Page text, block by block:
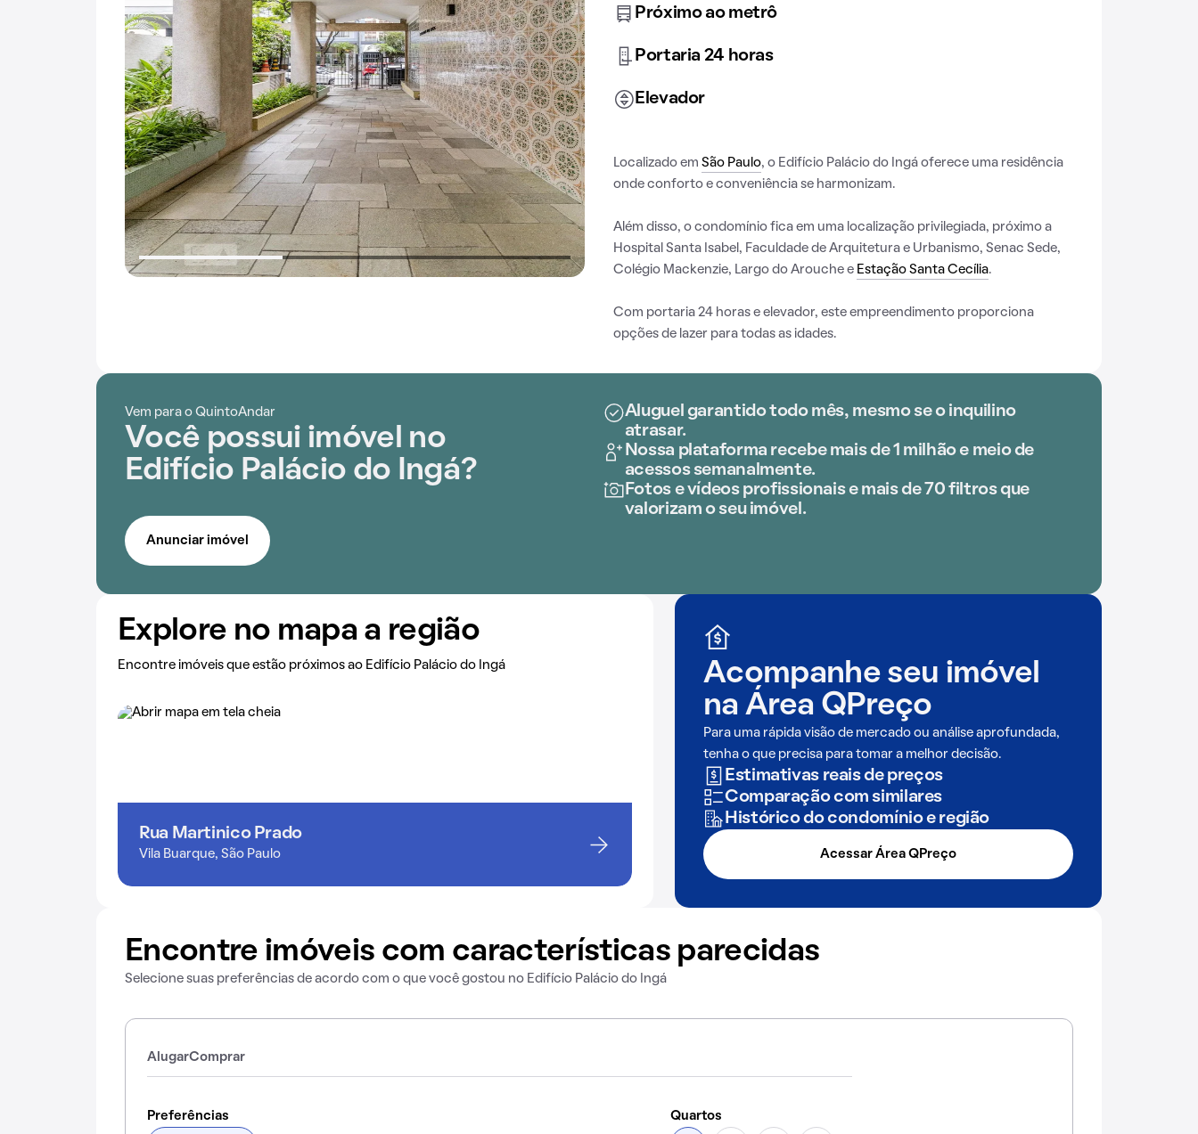
Próximo ao metrô
Portaria 24 horas
Elevador
Localizado em São Paulo, o Edifício Palácio do Ingá oferece uma residência
onde conforto e conveniência se harmonizam.
Além disso, o condomínio fica em uma localização privilegiada, próximo a
Hospital Santa Isabel, Faculdade de Arquitetura e Urbanismo, Senac Sede,
Colégio Mackenzie, Largo do Arouche e Estação Santa Cecília.
Com portaria 24 horas e elevador, este empreendimento proporciona
opções de lazer para todas as idades.
Vem para o QuintoAndar
Você possui imóvel no
Edifício Palácio do Ingá?
Aluguel garantido todo mês, mesmo se o inquilino
atrasar.
Nossa plataforma recebe mais de 1 milhão e meio de
acessos semanalmente.
Fotos e vídeos profissionais e mais de 70 filtros que
valorizam o seu imóvel.
Anunciar imóvel
Explore no mapa a região
Encontre imóveis que estão próximos ao Edifício Palácio do Ingá
Rua Martinico Prado
Vila Buarque, São Paulo
Acompanhe seu imóvel
naÁrea QPreço
Para uma rápida visão de mercado ou análise aprofundada,
tenha o que precisa para tomar a melhor decisão.
Estimativas reais de preços
Comparação com similares
Histórico do condomínio e região
Acessar Área QPreço
Encontre imóveis com características parecidas
Selecione suas preferências de acordo com o que você gostou no Edifício Palácio do Ingá
AlugarComprar
Preferências Quartos